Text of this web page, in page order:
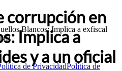
Blancos: Implica a exfiscal
de PrivacidadPolítica de
corrupción en
Implica a
y a un oficial